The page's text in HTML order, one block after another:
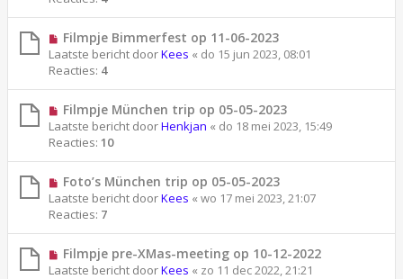
Filmpje Bimmerfest op 11-06-2023
Laatste bericht doorKees « do 15 jun 2023, 08:01
Reacties: 4
Filmpje München trip op 05-05-2023
Laatste bericht doorHenkjan « do 18 mei 2023, 15:49
Reacties: 10
Foto’s München trip op 05-05-2023
Laatste bericht doorKees « wo 17 mei 2023, 21:07
Reacties: 7
Filmpje pre-XMas-meeting op 10-12-2022
Laatste bericht doorKees « zo 11 dec 2022, 21:21